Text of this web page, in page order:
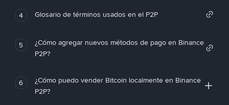
4 Glosario de términos usados en el P2P
5
¿Cómo agregar nuevos métodos de pago en Binance
P2P?
6
¿Cómo puedo vender Bitcoin localmente en Binance
P2P?